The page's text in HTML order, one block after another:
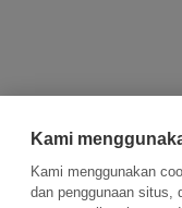
Kami
Kami menggunakan
dan penggunaan situs,